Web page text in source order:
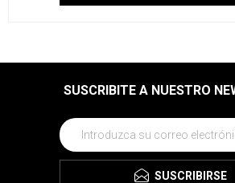
SUSCRIBITE A NUESTRO
SUSCRIBIRSE